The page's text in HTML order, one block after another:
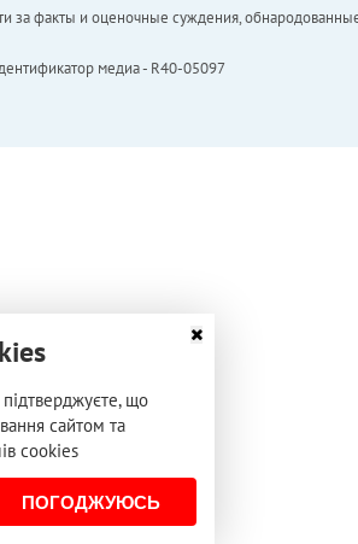
за факты и оценочные суждения,
медиа - R40-05097
що
сайтом та
cookies
ПОГОДЖУЮСЬ